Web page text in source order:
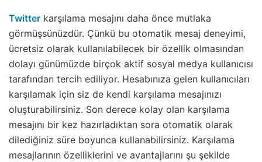
Twitter karşılama mesajını daha önce mutlaka
görmüşsünüzdür. Çünkü bu otomatik mesaj deneyimi,
ücretsiz olarak kullanılabilecek bir özellik olmasından
dolayı günümüzde birçok aktif sosyal medya kullanıcısı
tarafından tercih ediliyor. Hesabınıza gelen kullanıcıları
karşılamak için siz de kendi karşılama mesajınızı
oluşturabilirsiniz. Son derece kolay olan karşılama
mesajını bir kez hazırladıktan sora otomatik olarak
dilediğiniz süre boyunca kullanabilirsiniz. Karşılama
mesajlarının özelliklerini ve avantajlarını şu şekilde